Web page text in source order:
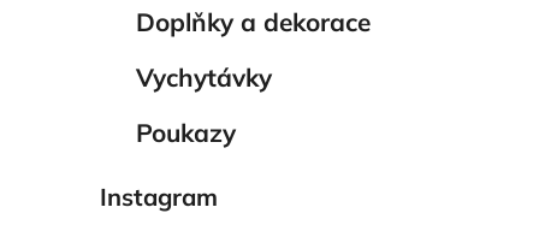
Doplňky a dekorace
Vychytávky
Poukazy
Instagram